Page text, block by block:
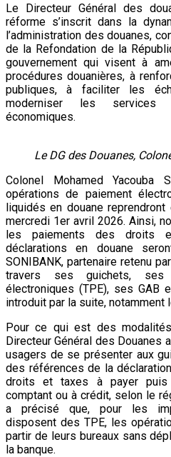
Le Directeur Général des
réforme s’inscrit dans la
l’administration des douanes,
de la Refondation de la
gouvernement qui visent à
procédures douanières, à
publiques, à faciliter les
moderniser les services
économiques.
Le DG des Douanes,
Colonel Mohamed
opérations de paiement
liquidés en douane
mercredi 1er avril 2026. Ainsi,
les paiements des droits
déclarations en douane
SONIBANK, partenaire retenu
travers ses guichets, ses
électroniques (TPE), ses GAB
introduit par la suite, notamment
Pour ce qui est des
Directeur Général des Douanes
usagers de se présenter aux
des références de la
droits et taxes à payer puis
comptant ou à crédit, selon le
a précisé que, pour les
disposent des TPE, les
partir de leurs bureaux sans
la banque.